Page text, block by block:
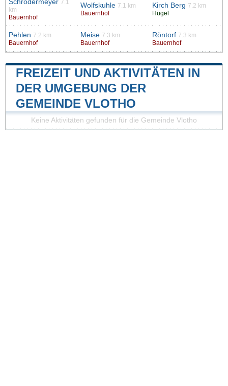
Schrödermeyer 7.1
km
Bauernhof
Wolfskuhle 7.1 km
Bauernhof
Kirch Berg 7.2 km
Hügel
Pehlen 7.2 km
Bauernhof
Meise 7.3 km
Bauernhof
Röntorf 7.3 km
Bauernhof
FREIZEIT UND AKTIVITÄTEN IN
DER UMGEBUNG DER
GEMEINDE VLOTHO
Keine Aktivitäten gefunden für die Gemeinde Vlotho